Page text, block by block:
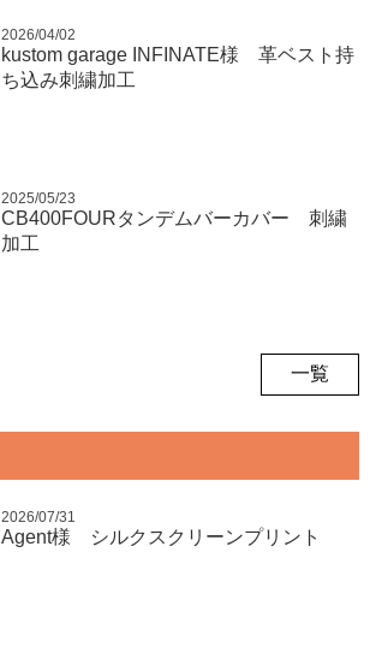
2026/04/02
kustom garage INFINATE様 革ベスト持
ち込み刺繍加工
2025/05/23
CB400FOURタンデムバーカバー 刺繍
加工
一覧
2026/07/31
Agent様 シルクスクリーンプリント